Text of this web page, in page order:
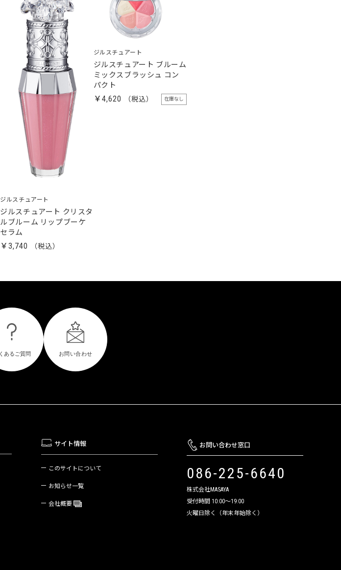
ジルスチュアート
ジルスチュアート クリスタ
ルブルーム リップブーケ
セラム
￥3,740
ジルスチュアート
ジルスチュアート ブルーム
ミックスブラッシュ コン
パクト
￥4,620 在庫なし
サイト情報
このサイトについて
お知らせ一覧
会社概要
お問い合わせ窓口
086-225-6640
株式会社MASAYA
受付時間 10:00～19:00
火曜日除く（年末年始除く）